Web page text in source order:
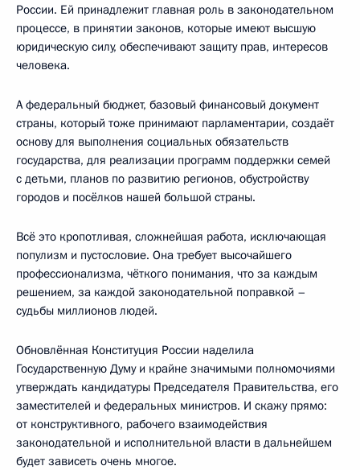
России. Ей принадлежит главная роль в законодательном
процессе, в принятии законов, которые имеют высшую
юридическую силу, обеспечивают защиту прав, интересов
человека.
А федеральный бюджет, базовый финансовый документ
страны, который тоже принимают парламентарии, создаёт
основу для выполнения социальных обязательств
государства, для реализации программ поддержки семей
с детьми, планов по развитию регионов, обустройству
городов и посёлков нашей большой страны.
Всё это кропотливая, сложнейшая работа, исключающая
популизм и пустословие. Она требует высочайшего
профессионализма, чёткого понимания, что за каждым
решением, за каждой законодательной поправкой –
судьбы миллионов людей.
Обновлённая Конституция России наделила
Государственную Думу и крайне значимыми полномочиями
утверждать кандидатуры Председателя Правительства, его
заместителей и федеральных министров. И скажу прямо:
от конструктивного, рабочего взаимодействия
законодательной и исполнительной власти в дальнейшем
будет зависеть очень многое.